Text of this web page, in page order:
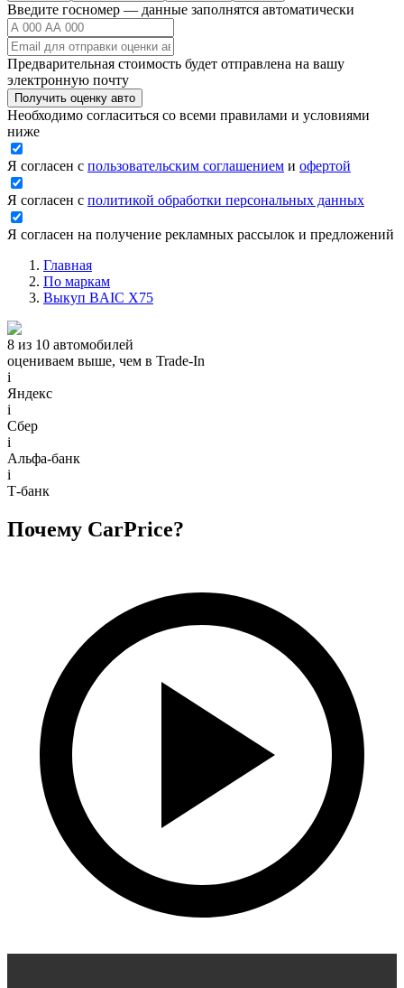
Введите госномер — данные заполнятся автоматически
Предварительная стоимость будет отправлена на вашу
электронную почту
Получить оценку авто
Необходимо согласиться со всеми правилами и условиями
ниже
Я согласен с пользовательским соглашением и офертой
Я согласен с политикой обработки персональных данных
Я согласен на получение рекламных рассылок и предложений
Главная
По маркам
Выкуп BAIC X75
8 из 10 автомобилей
оцениваем выше, чем в Trade‑In
i
Яндекс
i
Сбер
i
Альфа-банк
i
Т-банк
Почему CarPrice?